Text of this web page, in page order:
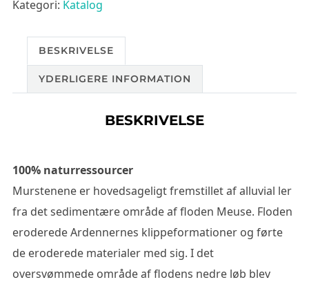
Kategori: Katalog
BESKRIVELSE
YDERLIGERE INFORMATION
BESKRIVELSE
100% naturressourcer
Murstenene er hovedsageligt fremstillet af alluvial ler
fra det sedimentære område af floden Meuse. Floden
eroderede Ardennernes klippeformationer og førte
de eroderede materialer med sig. I det
oversvømmede område af flodens nedre løb blev